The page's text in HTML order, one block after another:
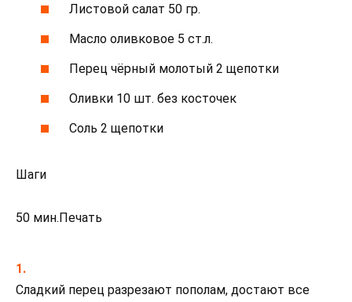
Листовой салат 50 гр.
Масло оливковое 5 ст.л.
Перец чёрный молотый 2 щепотки
Оливки 10 шт. без косточек
Соль 2 щепотки
Шаги
50 мин.Печать
Сладкий перец разрезают пополам, достают все